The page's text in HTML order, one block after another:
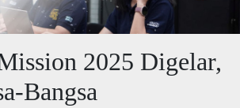
2025 Digelar,
Bangsa